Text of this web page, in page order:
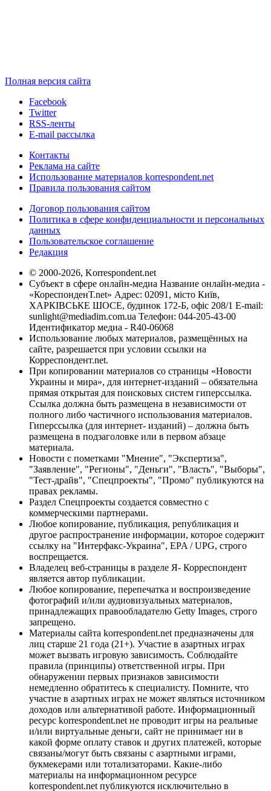
Полная версия сайта
Facebook
Twitter
RSS-ленты
E-mail рассылка
Контакты
Реклама на сайте
Использование материалов korrespondent.net
Правила пользования сайтом
Договор пользования сайтом
Политика в сфере конфиденциальности и персональных
данных
Пользовательское соглашение
Редакция
© 2000-2026, Korrespondent.net
Субъект в сфере онлайн-медиа Название онлайн-медиа -
«КореспонденТ.net» Адрес: 02091, місто Київ,
ХАРКІВСЬКЕ ШОСЕ, будинок 172-Б, офіс 208/1 E-mail:
sunlight@mediadim.com.ua Телефон: 044-205-43-00
Идентификатор медиа - R40-06068
Использование любых материалов, размещённых на
сайте, разрешается при условии ссылки на
Корреспондент.net.
При копировании материалов со страницы «Новости
Украины и мира», для интернет-изданий – обязательна
прямая открытая для поисковых систем гиперссылка.
Ссылка должна быть размещена в независимости от
полного либо частичного использования материалов.
Гиперссылка (для интернет- изданий) – должна быть
размещена в подзаголовке или в первом абзаце
материала.
Новости с пометками "Мнение", "Экспертиза",
"Заявление", "Регионы", "Деньги", "Власть", "Выборы",
"Тест-драйв", "Спецпроекты", "Промо" публикуются на
правах рекламы.
Раздел Спецпроекты создается совместно с
коммерческими партнерами.
Любое копирование, публикация, републикация и
другое распространение информации, которое содержит
ссылку на "Интерфакс-Украина", EPA / UPG, строго
воспрещается.
Владелец веб-страницы в разделе Я- Корреспондент
является автор публикации.
Любое копирование, перепечатка и воспроизведение
фотографий и/или аудиовизуальных материалов,
принадлежащих правообладателю Getty Images, строго
запрещено.
Материалы сайта korrespondent.net предназначены для
лиц старше 21 года (21+). Участие в азартных играх
может вызвать игровую зависимость. Соблюдайте
правила (принципы) ответственной игры. При
обнаружении первых признаков зависимости
немедленно обратитесь к специалисту. Помните, что
участие в азартных играх не может являться источником
доходов или альтернативой работе. Информационный
ресурс korrespondent.net не проводит игры на реальные
и/или виртуальные деньги, сайт не принимает ни в
какой форме оплату ставок и других платежей, которые
связаны/могут быть связаны с азартными играми,
букмекерами или тотализаторами. Какие-либо
материалы на информационном ресурсе
korrespondent.net публикуются исключительно в